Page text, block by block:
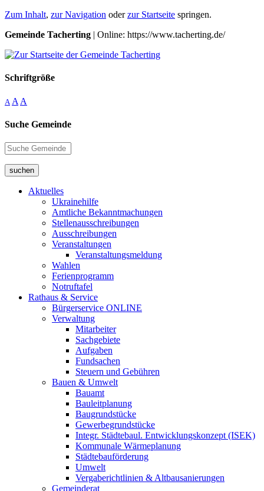
Zum Inhalt, zur Navigation oderzur Startseite springen.
Gemeinde Tacherting | Online: https://www.tacherting.de/
Schriftgröße
A A A
Suche Gemeinde
suchen
Aktuelles
Ukrainehilfe
Amtliche Bekanntmachungen
Stellenausschreibungen
Ausschreibungen
Veranstaltungen
Veranstaltungsmeldung
Wahlen
Ferienprogramm
Notruftafel
Rathaus & Service
Bürgerservice ONLINE
Verwaltung
Mitarbeiter
Sachgebiete
Aufgaben
Fundsachen
Steuern und Gebühren
Bauen & Umwelt
Bauamt
Bauleitplanung
Baugrundstücke
Gewerbegrundstücke
Integr. Städtebaul. Entwicklungskonzept (ISEK)
Kommunale Wärmeplanung
Städtebauförderung
Umwelt
Vergaberichtlinien & Altbausanierungen
Gemeinderat